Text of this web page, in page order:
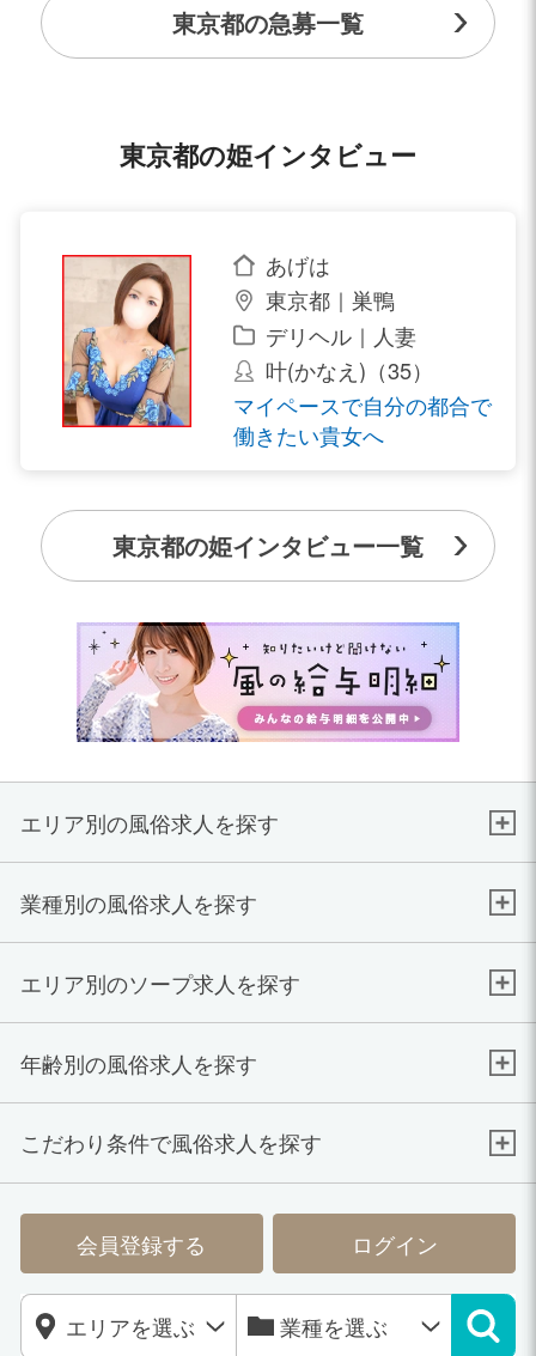
東京都の急募一覧
東京都の姫インタビュー
あげは
東京都｜巣鴨
デリヘル｜人妻
叶(かなえ)（35）
マイペースで自分の都合で
働きたい貴女へ
東京都の姫インタビュー一覧
エリア別の風俗求人を探す
業種別の風俗求人を探す
エリア別のソープ求人を探す
年齢別の風俗求人を探す
こだわり条件で風俗求人を探す
会員登録する ログイン